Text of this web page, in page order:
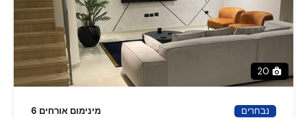
20
נבחרים מינימום אורחים 6